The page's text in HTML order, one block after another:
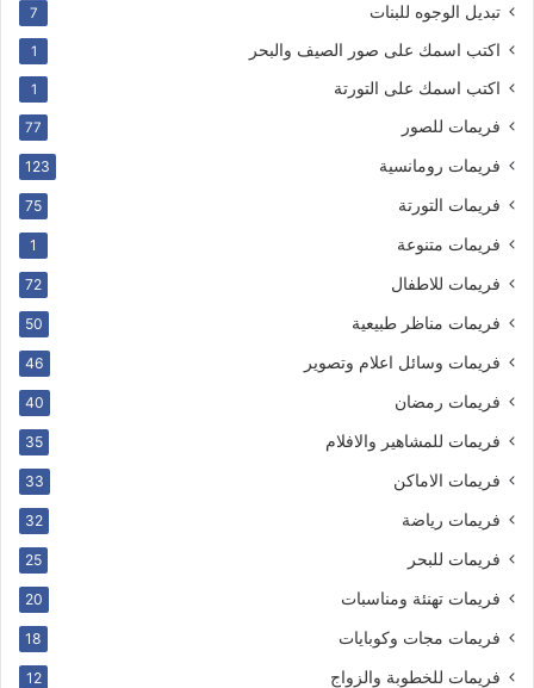
تبديل الوجوه للبنات 7
اكتب اسمك على صور الصيف والبحر 1
اكتب اسمك على التورتة 1
فريمات للصور 77
فريمات رومانسية 123
فريمات التورتة 75
فريمات متنوعة 1
فريمات للاطفال 72
فريمات مناظر طبيعية 50
فريمات وسائل اعلام وتصوير 46
فريمات رمضان 40
فريمات للمشاهير والافلام 35
فريمات الاماكن 33
فريمات رياضة 32
فريمات للبحر 25
فريمات تهنئة ومناسبات 20
فريمات مجات وكوبايات 18
فريمات للخطوبة والزواج 12